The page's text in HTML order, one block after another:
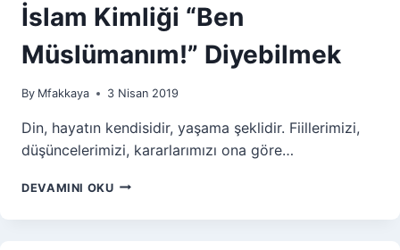
İslam Kimliği “Ben
Müslümanım!” Diyebilmek
By Mfakkaya 3 Nisan 2019
Din, hayatın kendisidir, yaşama şeklidir. Fiillerimizi,
düşüncelerimizi, kararlarımızı ona göre…
DEVAMINI OKU İSLAM
“BEN